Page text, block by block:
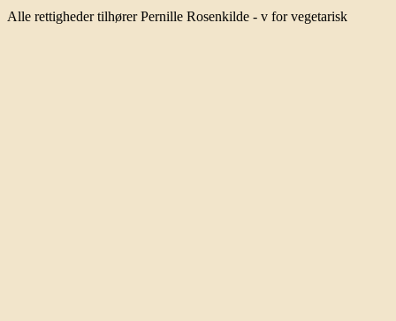
Alle rettigheder tilhører Pernille Rosenkilde - v for vegetarisk